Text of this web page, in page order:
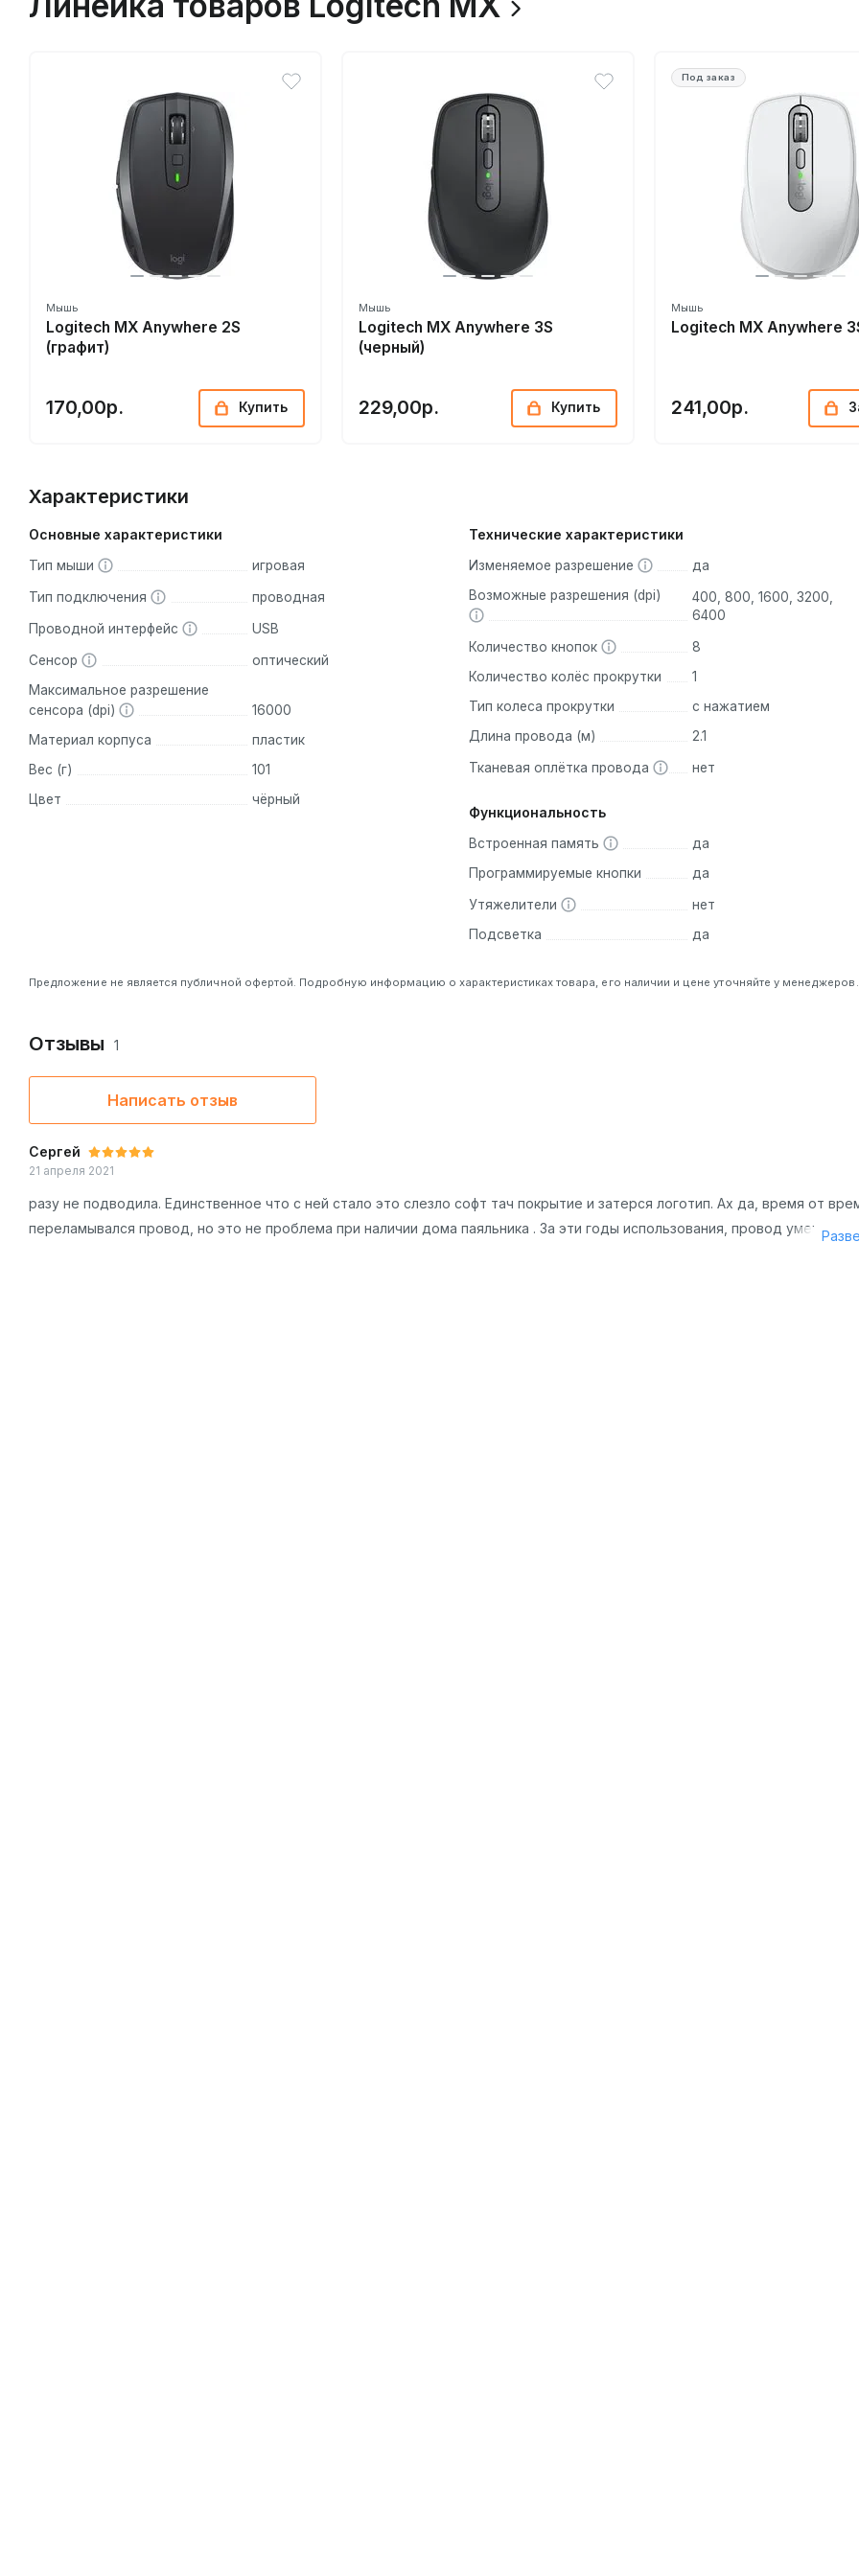
Мышь
Logitech MX Anywhere 2S
(графит)
170,00р. Купить
Мышь
Logitech MX Anywhere 3S
(черный)
229,00р. Купить
Под заказ
Мышь
Logitech MX Anywhere
241,00р.
Характеристики
Основные характеристики
Тип мыши игровая
Тип подключения проводная
Проводной интерфейс USB
Сенсор
оптический
Максимальное разрешение
сенсора (dpi)
16000
Материал корпуса
пластик
Вес (г)
101
Цвет
чёрный
Технические характеристики
Изменяемое разрешение
да
Возможные разрешения (dpi)
400, 800, 1600, 3200,
6400
Количество кнопок
8
Количество колёс прокрутки
1
Тип колеса прокрутки
с нажатием
Длина провода (м)
2.1
Тканевая оплётка провода нет
Функциональность
Встроенная память
да
Программируемые кнопки
да
Утяжелители
нет
Подсветка
да
Предложение не является публичной офертой. Подробную информацию о характеристиках товара, его наличии и цене уточняйте у менеджеров.
Отзывы 1
Написать отзыв
Сергей
21 апреля 2021
Покупал точно такую же мышь в далеком 2007 - 2008 году. Она до сих пор работает, пользуюсь каждый день, играю в
разу не подводила. Единственное что с ней стало это слезло софт тач покрытие и затерся логотип. Ах да, время от
переламывался провод, но это не проблема при наличии дома паяльника . За эти годы использования, провод